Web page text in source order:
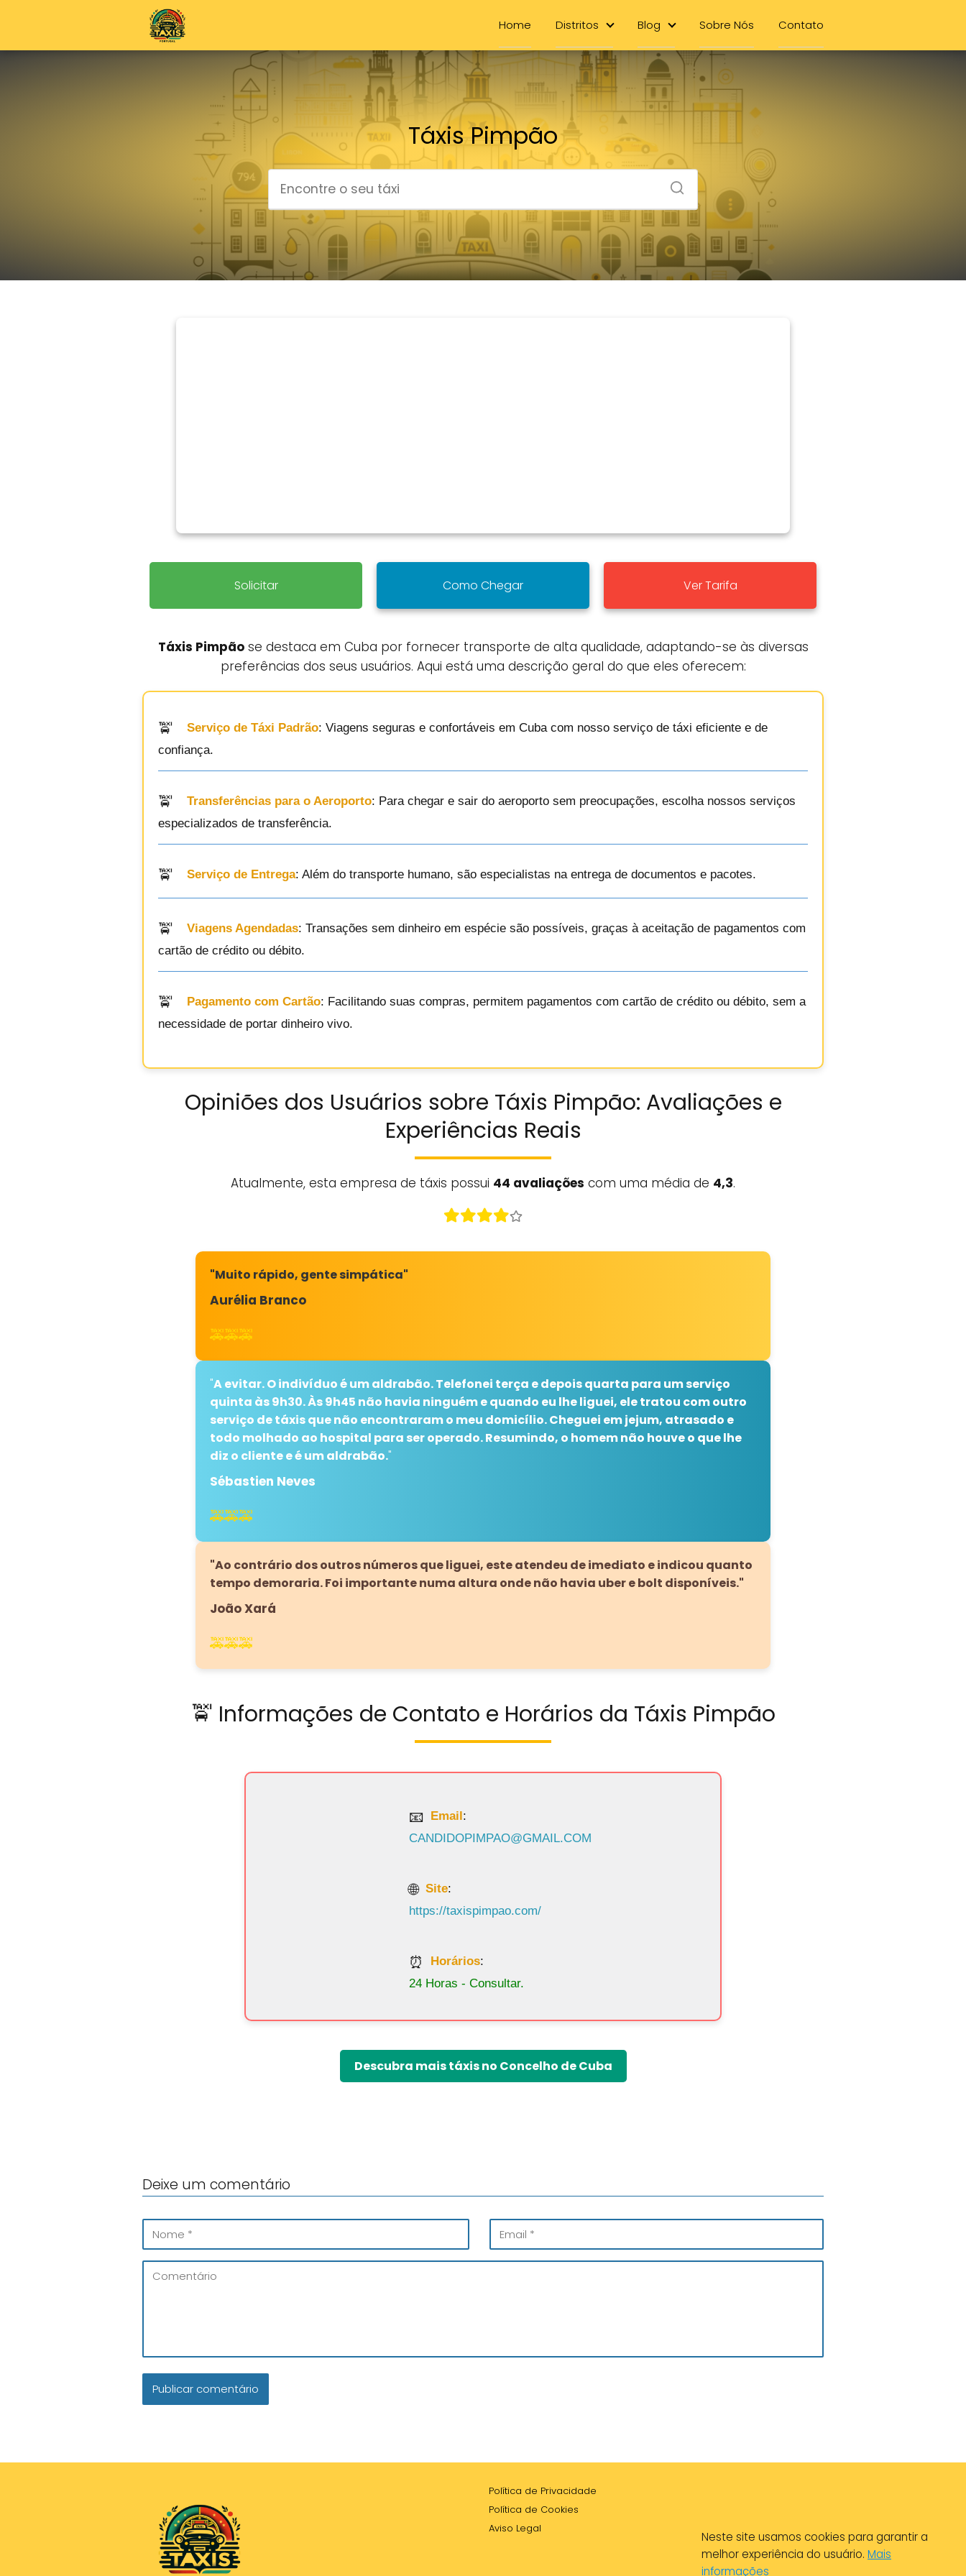
Home Distritos Blog Sobre Nós Contato
Táxis Pimpão
Solicitar Como Chegar Ver Tarifa
Táxis Pimpãose destaca em Cuba por fornecer transporte de alta qualidade, adaptando-se às diversas
preferências dos seus usuários. Aqui está uma descrição geral do que eles oferecem:
Serviço de Táxi Padrão: Viagens seguras e confortáveis em Cuba com nosso serviço de táxi eficiente e de
confiança.
Transferências para o Aeroporto: Para chegar e sair do aeroporto sem preocupações, escolha nossos serviços
especializados de transferência.
Serviço de Entrega: Além do transporte humano, são especialistas na entrega de documentos e pacotes.
Viagens Agendadas: Transações sem dinheiro em espécie são possíveis, graças à aceitação de pagamentos com
cartão de crédito ou débito.
Pagamento com Cartão: Facilitando suas compras, permitem pagamentos com cartão de crédito ou débito, sem a
necessidade de portar dinheiro vivo.
Opiniões dos Usuários sobre Táxis Pimpão: Avaliações e
Experiências Reais
Atualmente, esta empresa de táxis possui 44 avaliações com uma média de 4,3.
"Muito rápido, gente simpática"
Aurélia Branco
🚕🚕🚕
"A evitar. O indivíduo é um aldrabão. Telefonei terça e depois quarta para um serviço
quinta às 9h30. Às 9h45 não havia ninguém e quando eu lhe liguei, ele tratou com outro
serviço de táxis que não encontraram o meu domicílio. Cheguei em jejum, atrasado e
todo molhado ao hospital para ser operado. Resumindo, o homem não houve o que lhe
diz o cliente e é um aldrabão."
Sébastien Neves
🚕🚕🚕
"Ao contrário dos outros números que liguei, este atendeu de imediato e indicou quanto
tempo demoraria. Foi importante numa altura onde não havia uber e bolt disponíveis."
João Xará
🚕🚕🚕
🚖 Informações de Contato e Horários da Táxis Pimpão
Email :
CANDIDOPIMPAO@GMAIL.COM
Site:
https://taxispimpao.com/
Horários:
24 Horas - Consultar.
Descubra mais táxis no Concelho de Cuba
Aviso Legal
Neste site usamos cookies para garantir a
melhor experiência do usuário. Mais
informações